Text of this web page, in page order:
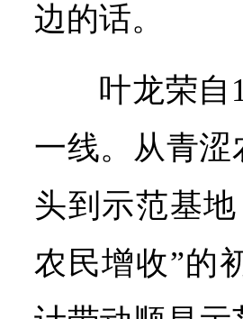
边的话。
叶龙荣自
一线。从青
头到示范基
农民增收”的